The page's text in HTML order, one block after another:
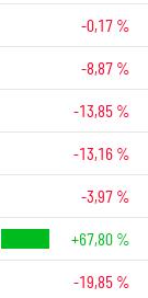
-0,17 %
-8,87 %
-13,85 %
-13,16 %
-3,97 %
+67,80 %
-19,85 %